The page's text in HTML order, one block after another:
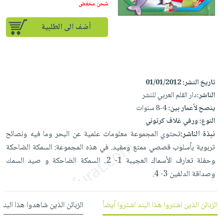
Ai
القراءة
English
books
بلا
تحميل
iKitab
على
Android
تحميل
iKitab
على
Apple
أسئلة
يتكرر
Android
تحميل
masmu3
على
Apple
المواضيع
صندوق
القراءة
جوائز
تعليمية
الكل
أجهزة
العناية
الشخصية
العناية
وتصفيف
بالجسم
المطبخ
والسفرة
جديد
الكل
أواني
الطهي
أدوات
متجر
الهدايا
أقسام
شحن مخفض
أضف الى الطلبية
تاريخ النشر:01/01/2012
الناشر:دار القلم العربي للنشر
ينصح لأعمار بين:4-8 سنوات
النوع:ورقي غلاف كرتوني
نبذة الناشر:تحتوي المجموعة معلومات علمية عن البحر وما فيه ونصائح
تربوية بأسلوب قصصي ممتع ومفيد. في هذه المجموعة: السمكة الضاحكة
وحفلة تعارف الأسماك العجيبة 1- 2.. السمكة الضاحكة و صيد السمك
وصداقة الدلفين 3- 4.
الزبائن الذين اشتروا هذا البند اشتروا أيضاً الزبائن الذين شاهدوا هذا